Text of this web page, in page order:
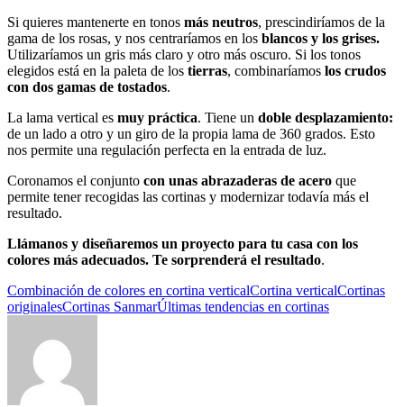
Si quieres mantenerte en tonos más neutros, prescindiríamos de la
gama de los rosas, y nos centraríamos en los blancos y los grises.
Utilizaríamos un gris más claro y otro más oscuro. Si los tonos
elegidos está en la paleta de los tierras, combinaríamos los crudos
con dos gamas de tostados.
La lama vertical es muy práctica. Tiene un doble desplazamiento:
de un lado a otro y un giro de la propia lama de 360 grados. Esto
nos permite una regulación perfecta en la entrada de luz.
Coronamos el conjunto con unas abrazaderas de acero que
permite tener recogidas las cortinas y modernizar todavía más el
resultado.
Llámanos y diseñaremos un proyecto para tu casa con los
colores más adecuados. Te sorprenderá el resultado.
Combinación de colores en cortina verticalCortina verticalCortinas
originalesCortinas SanmarÚltimas tendencias en cortinas